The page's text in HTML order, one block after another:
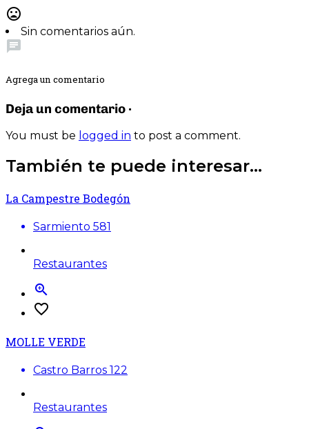
mood_bad
Sin comentarios aún.
chat
Agrega un comentario
Deja un comentario ·
You must be logged in to post a comment.
También te puede interesar...
La Campestre Bodegón
Sarmiento 581
Restaurantes
zoom_in
favorite_border
MOLLE VERDE
Castro Barros 122
Restaurantes